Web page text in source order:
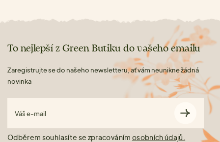
To nejlepší z Green Butiku do vašeho emailu
Zaregistrujte se do našeho newsletteru, ať vám neunikne žádná
novinka
Váš e-mail
Odběrem souhlasíte se zpracováním osobních údajů.